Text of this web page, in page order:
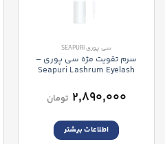
سی پوری SEAPURI
سرم تقویت مژه سی پوری –
Seapuri Lashrum Eyelash
۲,۸۹۰,۰۰۰ تومان
اطلاعات بیشتر